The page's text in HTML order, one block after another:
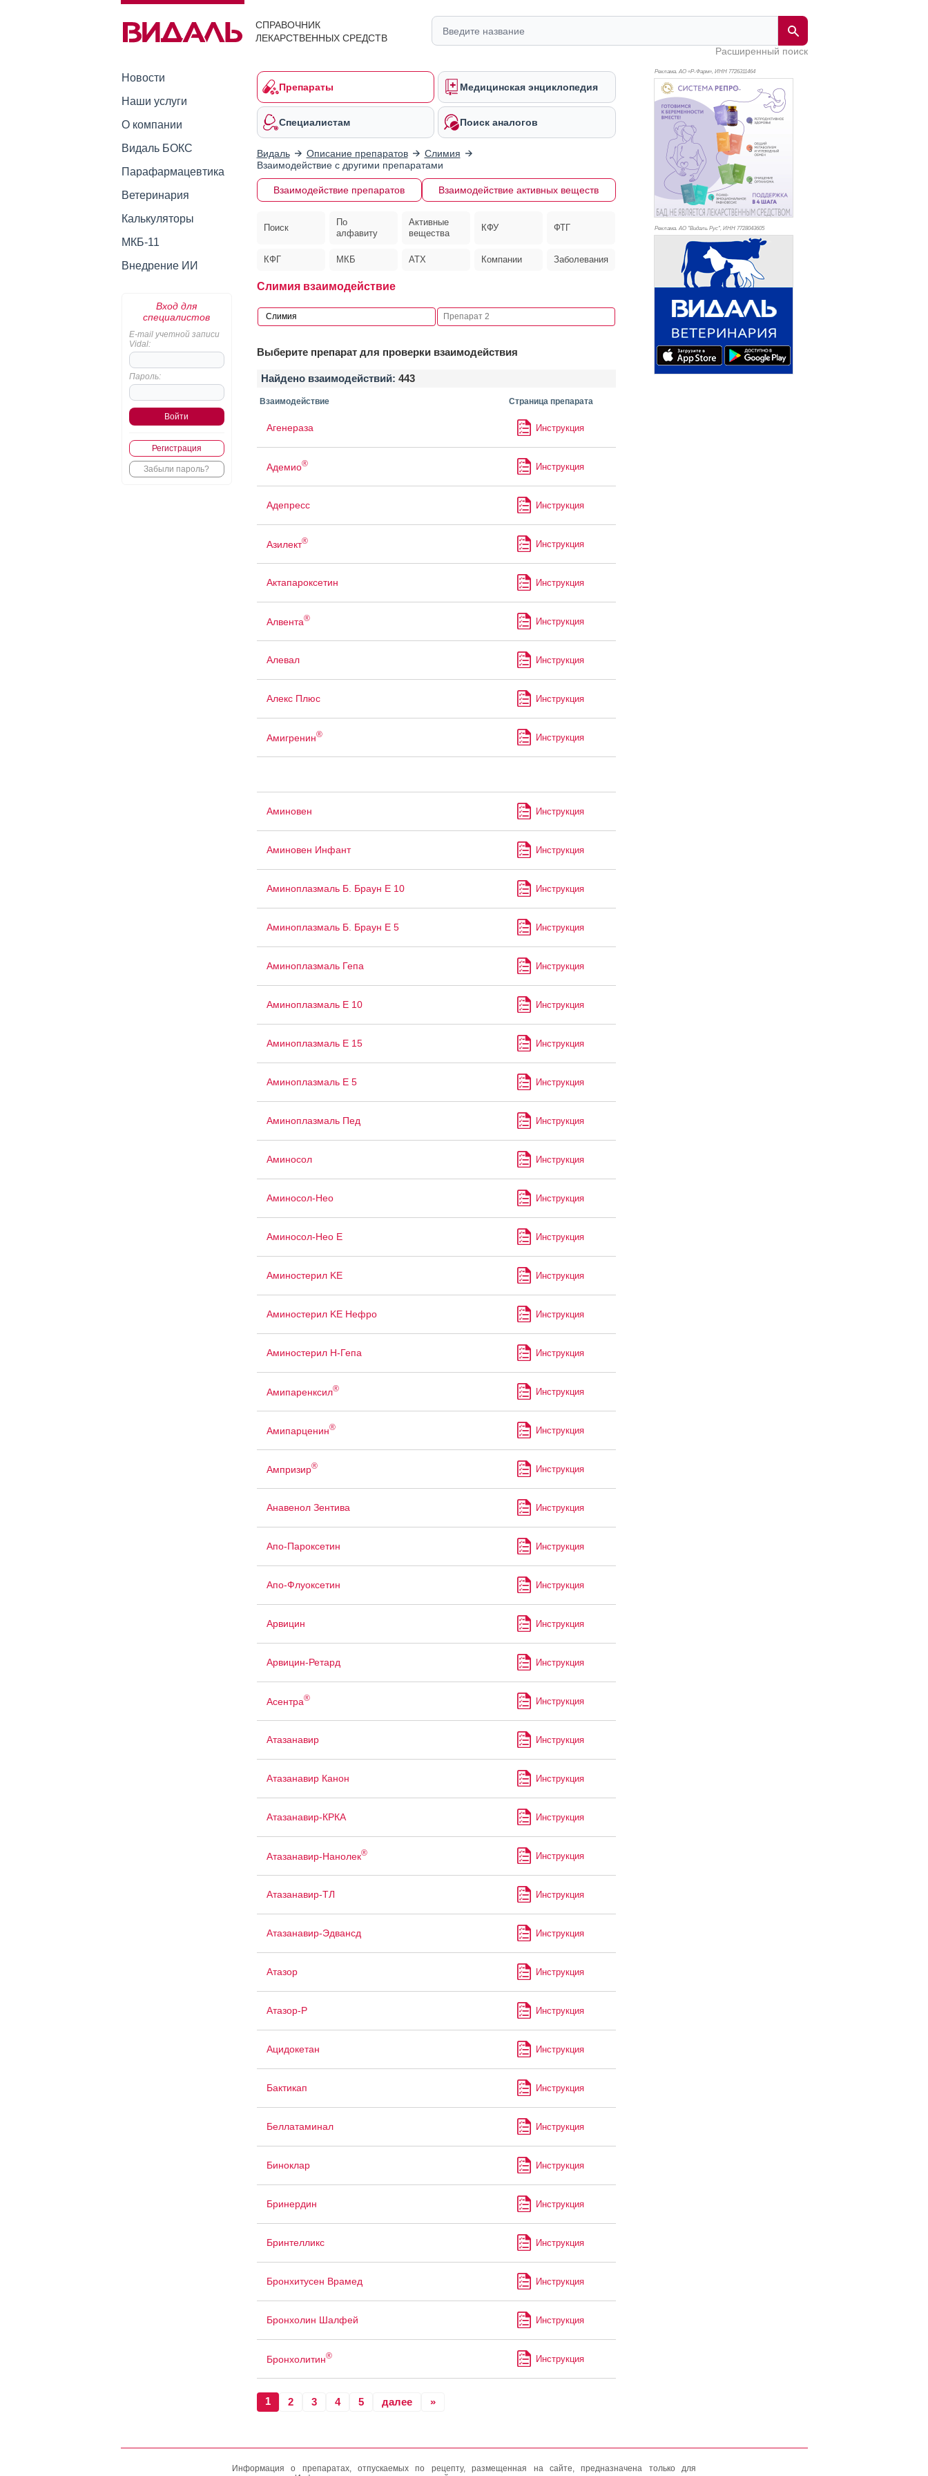
СПРАВОЧНИК
ЛЕКАРСТВЕННЫХ СРЕДСТВ
Расширенный поиск
Новости
Наши услуги
О компании
Видаль БОКС
Парафармацевтика
Ветеринария
Калькуляторы
МКБ-11
Внедрение ИИ
Вход для
специалистов
E-mail учетной записи
Vidal:
Пароль:
Регистрация
Забыли пароль?
Препараты Медицинская энциклопедия
Специалистам Поиск аналогов
Видаль Описание препаратов
Слимия
Взаимодействие с другими препаратами
Взаимодействие препаратов Взаимодействие активных веществ
Поиск
По
алфавиту
Активные
вещества
КФУ ФТГ
КФГ МКБ АТХ Компании Заболевания
Слимия взаимодействие
Выберите препарат для проверки взаимодействия
Найдено взаимодействий: 443
Взаимодействие Страница препарата
Агенераза Инструкция
Адемио® Инструкция
Адепресс Инструкция
Азилект® Инструкция
Актапароксетин Инструкция
Алвента® Инструкция
Алевал Инструкция
Алекс Плюс Инструкция
Амигренин® Инструкция
Аминовен Инструкция
Аминовен Инфант Инструкция
Аминоплазмаль Б. Браун Е 10 Инструкция
Аминоплазмаль Б. Браун Е 5 Инструкция
Аминоплазмаль Гепа Инструкция
Аминоплазмаль Е 10 Инструкция
Аминоплазмаль Е 15 Инструкция
Аминоплазмаль Е 5 Инструкция
Аминоплазмаль Пед Инструкция
Аминосол Инструкция
Аминосол-Нео Инструкция
Аминосол-Нео Е Инструкция
Аминостерил KE Инструкция
Аминостерил KE Нефро Инструкция
Аминостерил Н-Гепа Инструкция
Амипаренксил® Инструкция
Амипарценин® Инструкция
Ампризир® Инструкция
Анавенол Зентива Инструкция
Апо-Пароксетин Инструкция
Апо-Флуоксетин Инструкция
Арвицин Инструкция
Арвицин-Ретард Инструкция
Асентра® Инструкция
Атазанавир Инструкция
Атазанавир Канон Инструкция
Атазанавир-КРКА Инструкция
Атазанавир-Нанолек® Инструкция
Атазанавир-ТЛ Инструкция
Атазанавир-Эдвансд Инструкция
Атазор Инструкция
Атазор-Р Инструкция
Ацидокетан Инструкция
Бактикап Инструкция
Беллатаминал Инструкция
Биноклар Инструкция
Бринердин Инструкция
Бринтелликс Инструкция
Бронхитусен Врамед Инструкция
Бронхолин Шалфей Инструкция
Бронхолитин® Инструкция
1 2 3 4 5 далее »
Реклама. АО «Р-Фарм», ИНН 7726311464
Реклама. АО "Видаль Рус", ИНН 7728043605
Информация о препаратах, отпускаемых по рецепту, размещенная на сайте, предназначена только для